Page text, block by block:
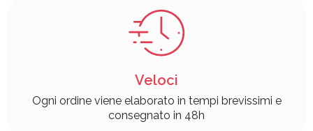
Veloci
Ogni ordine viene elaborato in tempi brevissimi e
consegnato in 48h